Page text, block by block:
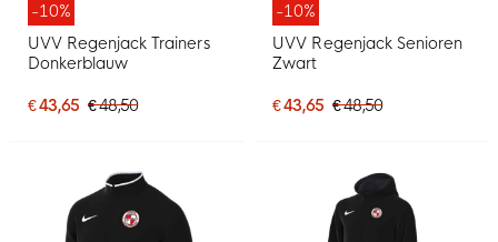
-10%
UVV Regenjack Trainers
Donkerblauw
€ 43,65 € 48,50
-10%
UVV Regenjack Senioren
Zwart
€ 43,65 € 48,50